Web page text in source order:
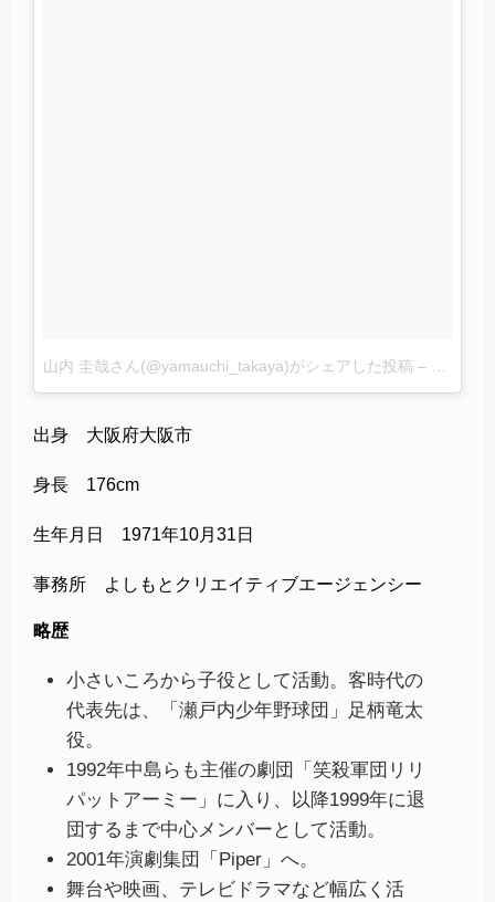
山内 圭哉さん(@yamauchi_takaya)がシェアした投稿 –
出身 大阪府大阪市
身長 176cm
生年月日 1971年10月31日
事務所 よしもとクリエイティブエージェンシー
略歴
小さいころから子役として活動。客時代の
代表先は、「瀬戸内少年野球団」足柄竜太
役。
1992年中島らも主催の劇団「笑殺軍団リリ
パットアーミー」に入り、以降1999年に退
団するまで中心メンバーとして活動。
2001年演劇集団「Piper」へ。
舞台や映画、テレビドラマなど幅広く活